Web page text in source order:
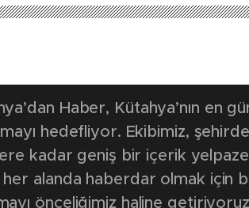
Haber, Kütahya’nın en
hedefliyor. Ekibimiz,
kadar geniş bir içerik
alanda haberdar olmak için
önceliğimiz haline